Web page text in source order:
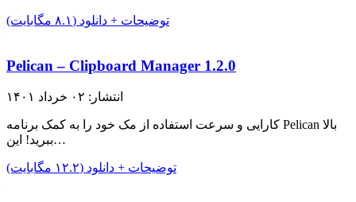
توضیحات + دانلود (۸.۱ مگابایت)
Pelican – Clipboard Manager 1.2.0
انتشار: ۰۲ خرداد ۱۴۰۱
کارایی و سرعت استفاده از مک خود را به کمک برنامه Pelican بالا
ببرید! این…
توضیحات + دانلود (۱۲.۲ مگابایت)